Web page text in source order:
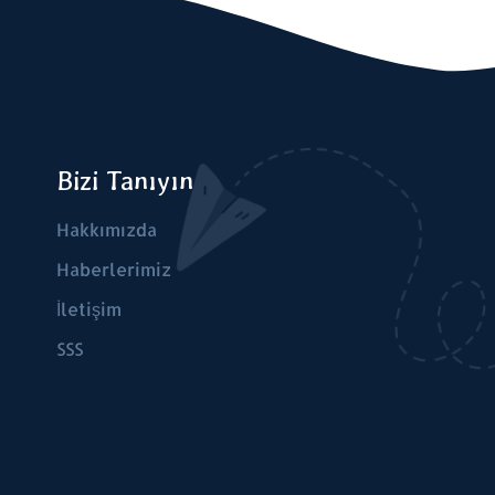
Bizi Tanıyın
Hakkımızda
Haberlerimiz
İletişim
SSS